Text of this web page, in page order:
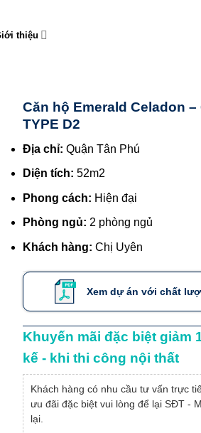
thiệu
Căn hộ Emerald Celadon –
TYPE D2
Địa chỉ: Quận Tân Phú
Diện tích: 52m2
Phong cách: Hiện đại
Phòng ngủ: 2 phòng ngủ
Khách hàng: Chị Uyên
Xem dự án với chất
Khuyến mãi đặc biệt giảm
kế - khi thi công nội thất
Khách hàng có nhu cầu tư vấn trực
ưu đãi đặc biệt vui lòng để lại SĐT -
lại.